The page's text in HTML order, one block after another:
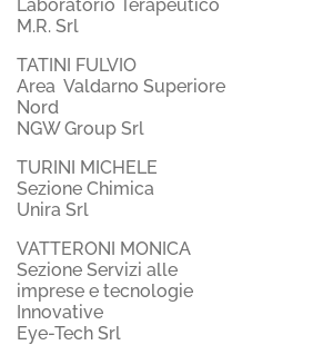
Laboratorio Terapeutico
M.R. Srl
TATINI FULVIO
Area Valdarno Superiore
Nord
NGW Group Srl
TURINI MICHELE
Sezione Chimica
Unira Srl
VATTERONI MONICA
Sezione Servizi alle
imprese e tecnologie
Innovative
Eye-Tech Srl